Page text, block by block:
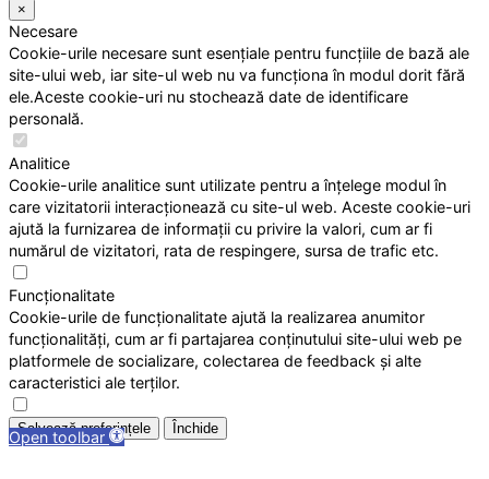
Open toolbar
×
Necesare
Cookie-urile necesare sunt esențiale pentru funcțiile de bază ale
site-ului web, iar site-ul web nu va funcționa în modul dorit fără
ele.Aceste cookie-uri nu stochează date de identificare
personală.
Analitice
Cookie-urile analitice sunt utilizate pentru a înțelege modul în
care vizitatorii interacționează cu site-ul web. Aceste cookie-uri
ajută la furnizarea de informații cu privire la valori, cum ar fi
numărul de vizitatori, rata de respingere, sursa de trafic etc.
Funcționalitate
Cookie-urile de funcționalitate ajută la realizarea anumitor
funcționalități, cum ar fi partajarea conținutului site-ului web pe
platformele de socializare, colectarea de feedback și alte
caracteristici ale terților.
Salvează preferințele Închide